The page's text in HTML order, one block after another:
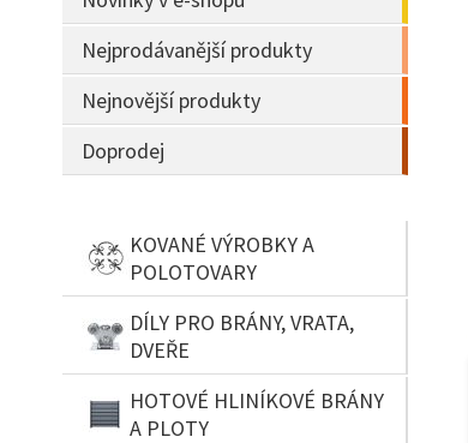
Nejprodávanější produkty
Nejnovější produkty
Doprodej
KOVANÉ VÝROBKY A
POLOTOVARY
DÍLY PRO BRÁNY, VRATA,
DVEŘE
HOTOVÉ HLINÍKOVÉ BRÁNY
A PLOTY